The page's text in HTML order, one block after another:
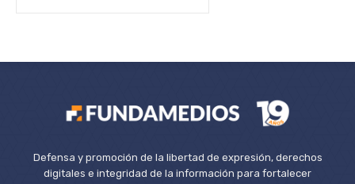
Defensa y promoción de la libertad de expresión, derechos
digitales e integridad de la información para fortalecer